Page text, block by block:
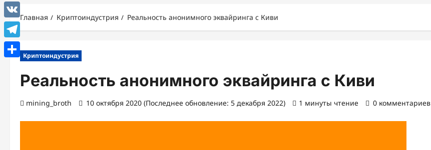
Главная Криптоиндустрия Реальность анонимного эквайринга с Киви
Криптоиндустрия
Реальность анонимного эквайринга с Киви
mining_broth 10 октября 2020 (Последнее обновление: 5 декабря 2022) 1 минуты чтение 0 комментариев
Viber
VK
Telegram